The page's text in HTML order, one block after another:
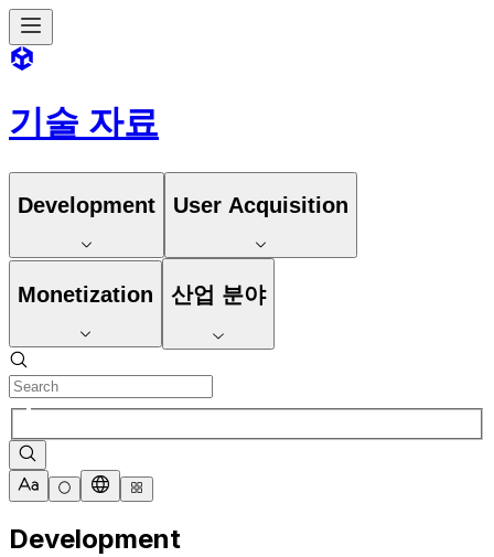
기술 자료
Development User Acquisition
Monetization 산업 분야
Development